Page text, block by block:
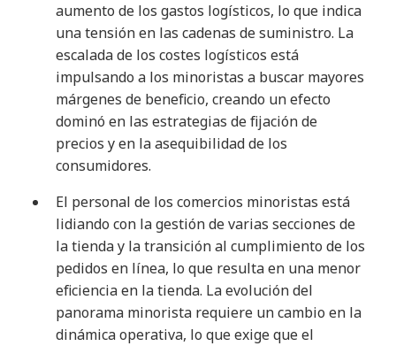
aumento de los gastos logísticos, lo que indica
una tensión en las cadenas de suministro. La
escalada de los costes logísticos está
impulsando a los minoristas a buscar mayores
márgenes de beneficio, creando un efecto
dominó en las estrategias de fijación de
precios y en la asequibilidad de los
consumidores.
El personal de los comercios minoristas está
lidiando con la gestión de varias secciones de
la tienda y la transición al cumplimiento de los
pedidos en línea, lo que resulta en una menor
eficiencia en la tienda. La evolución del
panorama minorista requiere un cambio en la
dinámica operativa, lo que exige que el